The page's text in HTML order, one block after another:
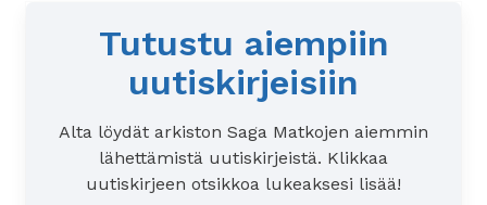
Tutustu aiempiin
uutiskirjeisiin
Alta löydät arkiston Saga Matkojen aiemmin
lähettämistä uutiskirjeistä. Klikkaa
uutiskirjeen otsikkoa lukeaksesi lisää!